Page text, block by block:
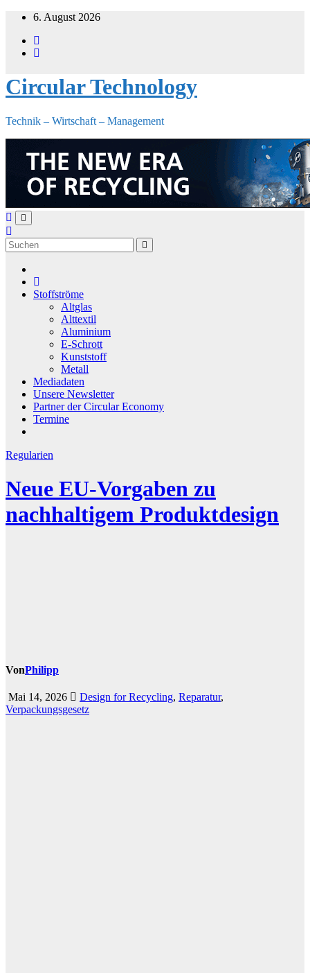
Zum
springen
6. August 2026
Circular Technology
Technik – Wirtschaft – Management
Stoffströme
Altglas
Alttextil
Aluminium
E-Schrott
Kunststoff
Metall
Mediadaten
Unsere Newsletter
Partner der Circular Economy
Termine
Regularien
Neue EU-Vorgaben zu
nachhaltigem Produktdesign
VonPhilipp
Mai 14, 2026 Design for Recycling, Reparatur,
Verpackungsgesetz